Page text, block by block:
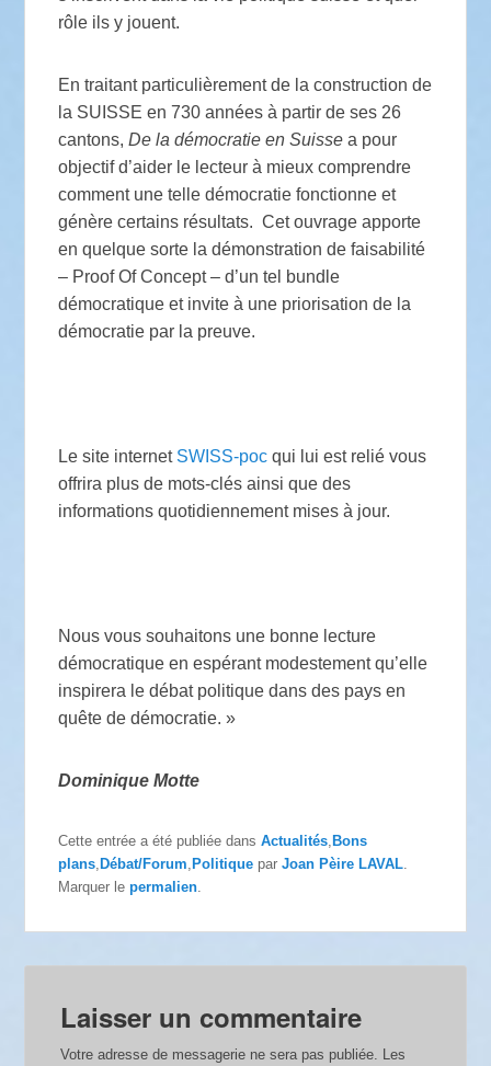
rôle ils y jouent.
En traitant particulièrement de la construction de
la SUISSE en 730 années à partir de ses 26
cantons,De la démocratie en Suisse a pour
objectif d’aider le lecteur à mieux comprendre
comment une telle démocratie fonctionne et
génère certains résultats. Cet ouvrage apporte
en quelque sorte la démonstration de faisabilité
– Proof Of Concept – d’un tel bundle
démocratique et invite à une priorisation de la
démocratie par la preuve.
Le site internet SWISS-poc qui lui est relié vous
offrira plus de mots-clés ainsi que des
informations quotidiennement mises à jour.
Nous vous souhaitons une bonne lecture
démocratique en espérant modestement qu’elle
inspirera le débat politique dans des pays en
quête de démocratie. »
Dominique Motte
Cette entrée a été publiée dansActualités ,Bons
plans ,Débat/Forum ,Politique parJoan Pèire LAVAL
Marquer lepermalien
Laisser un commentaire
Votre adresse de messagerie ne sera pas publiée. Les